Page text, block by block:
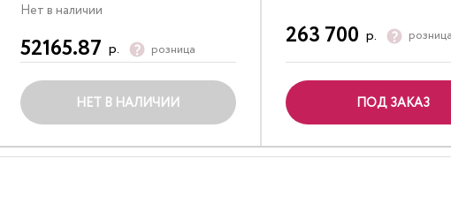
Нет в наличии
52165.87 р. розница
НЕТ В НАЛИЧИИ
263 700 р. розница
ПОД ЗАКАЗ